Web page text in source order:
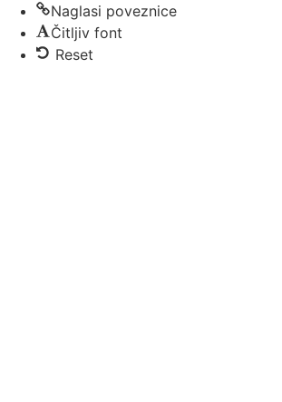
Naglasi poveznice
Čitljiv font
Reset